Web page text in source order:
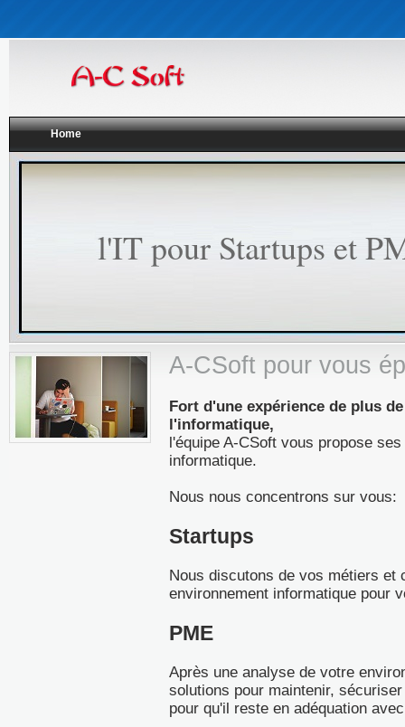
Home
l'IT pour Startups et
A-CSoft pour vous
Fort d'une expérience de plus
l'informatique,
l'équipe A-CSoft vous propose
informatique.
Nous nous concentrons sur vous:
Startups
Nous discutons de vos métiers et
environnement informatique pour
PME
Après une analyse de votre
solutions pour maintenir,
pour qu'il reste en adéquation